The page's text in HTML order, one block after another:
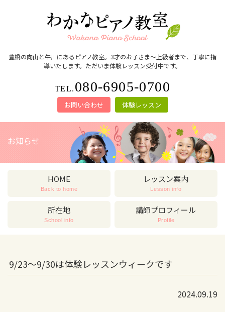
豊橋の向山と牛川にあるピアノ教室。3才のお子さま～上級者まで、丁寧に指
導いたします。ただいま体験レッスン受付中です。
TEL. 080-6905-0700
お問い合わせ 体験レッスン
お知らせ
HOME
Back to home
レッスン案内
Lesson info
所在地
School info
講師プロフィール
Profile
9/23〜9/30は体験レッスンウィークです
2024.09.19